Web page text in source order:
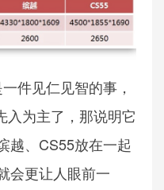
件见仁见智的事，
入为主了，那说明它
越、CS55放在一起
会更让人眼前一